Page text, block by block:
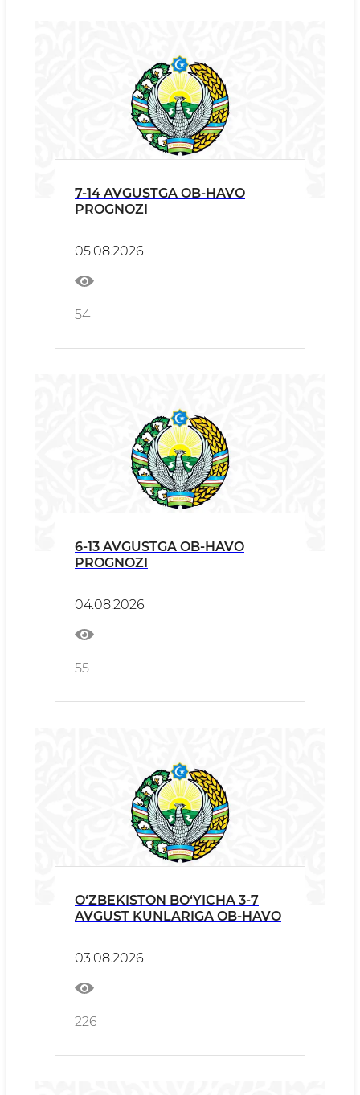
7-14 AVGUSTGA OB-HAVO
PROGNOZI
05.08.2026
54
6-13 AVGUSTGA OB-HAVO
PROGNOZI
04.08.2026
55
O‘ZBEKISTON BO‘YICHA 3-7
AVGUST KUNLARIGA OB-HAVO
03.08.2026
226